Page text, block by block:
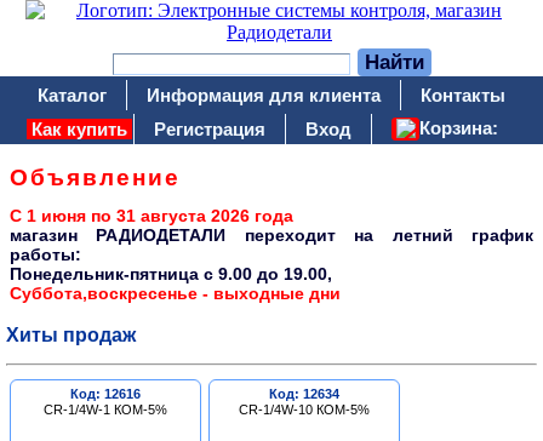
Каталог Информация для клиента
Контакты
Как купить
Регистрация Вход Корзина:
Объявление
С 1 июня по 31 августа 2026 года
магазин РАДИОДЕТАЛИ переходит на летний график
работы:
Понедельник-пятница c 9.00 до 19.00,
Суббота,воскресенье - выходные дни
Хиты продаж
Код: 12616
CR-1/4W-1 КОМ-5%
Код: 12634
CR-1/4W-10 КОМ-5%